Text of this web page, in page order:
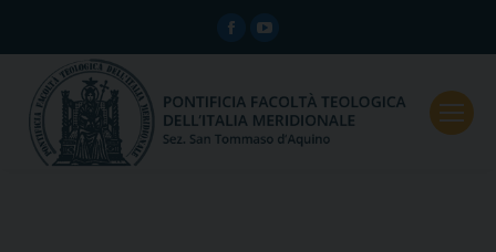
Facebook
page
in
new
page
in
new